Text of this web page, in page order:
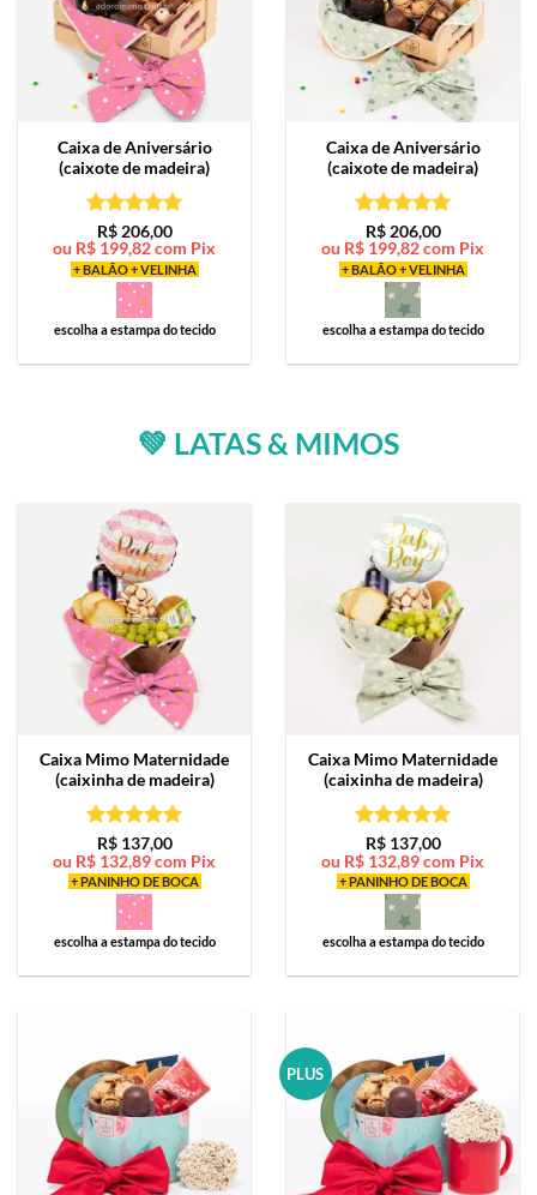
Caixa deAniversário
(caixote de madeira)
Avaliação5
de 5
R$206,00
ou R$ 199,82com Pix
+ BALÃO + VELINHA
escolha a estampa do tecido
Caixa deAniversário
(caixote de madeira)
Avaliação5
de 5
R$206,00
ou R$ 199,82com Pix
+ BALÃO + VELINHA
escolha a estampa do tecido
💚 LATAS & MIMOS
Caixa Mimo Maternidade
(caixinha de madeira)
Avaliação5
de 5
R$137,00
ou R$ 132,89com Pix
+ PANINHO DE BOCA
escolha a estampa do tecido
Caixa Mimo Maternidade
(caixinha de madeira)
Avaliação5
de 5
R$137,00
ou R$ 132,89com Pix
+ PANINHO DE BOCA
escolha a estampa do tecido
PLUS